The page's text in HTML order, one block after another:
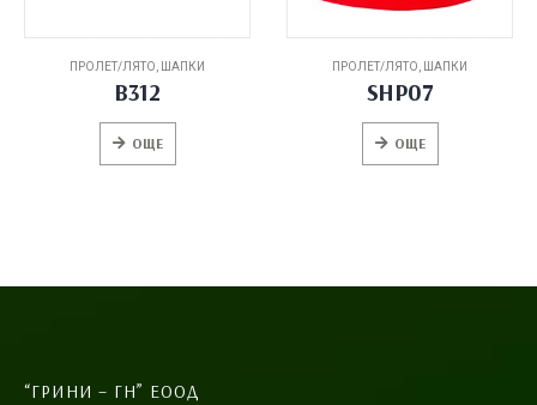
ПРОЛЕТ/ЛЯТО ШАПКИ
SHP07
ОЩЕ
ПРОЛЕТ/ЛЯТО ШАПКИ
B310
ОЩЕ
“ГРИНИ – ГН” ЕООД